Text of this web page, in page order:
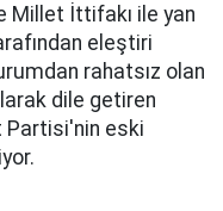
Millet İttifakı ile yan
eleştiri
rahatsız olan
dile getiren
Partisi'nin eski